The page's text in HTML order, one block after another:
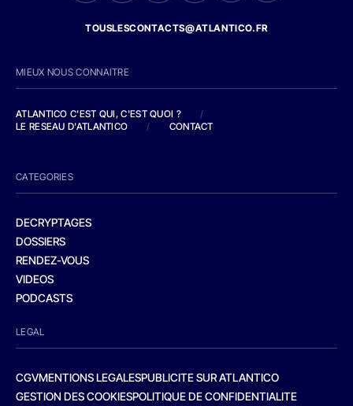
TOUSLESCONTACTS@ATLANTICO.FR
MIEUX NOUS CONNAITRE
ATLANTICO C'EST QUI, C'EST QUOI ?
/
LE RESEAU D'ATLANTICO
/ CONTACT
CATEGORIES
DECRYPTAGES
DOSSIERS
RENDEZ-VOUS
VIDEOS
PODCASTS
LEGAL
CGVMENTIONS LEGALESPUBLICITE SUR ATLANTICO
GESTION DES COOKIESPOLITIQUE DE CONFIDENTIALITE